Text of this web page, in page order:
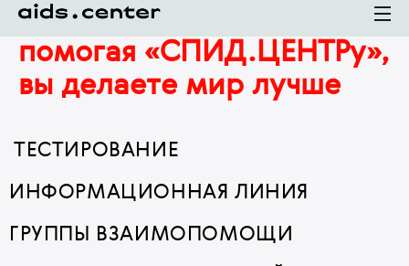
помогая «СПИД.ЦЕНТРу»,
вы делаете мир лучше
ТЕСТИРОВАНИЕ
ИНФОРМАЦИОННАЯ ЛИНИЯ
ГРУППЫ ВЗАИМОПОМОЩИ